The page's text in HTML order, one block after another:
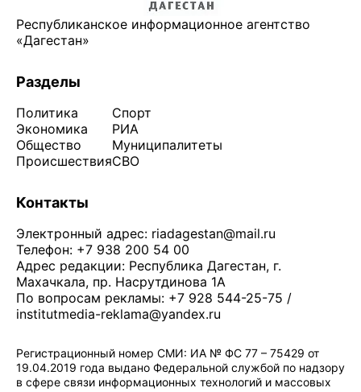
Республиканское информационное агентство
«Дагестан»
Разделы
Политика
Экономика
Общество
Происшествия
Спорт
РИА
Муниципалитеты
СВО
Контакты
Электронный адрес: riadagestan@mail.ru
Телефон: +7 938 200 54 00
Адрес редакции: Республика Дагестан, г.
Махачкала, пр. Насрутдинова 1А
По вопросам рекламы: +7 928 544-25-75 /
institutmedia-reklama@yandex.ru
Регистрационный номер СМИ: ИА № ФС 77 – 75429 от
19.04.2019 года выдано Федеральной службой по надзору
в сфере связи информационных технологий и массовых